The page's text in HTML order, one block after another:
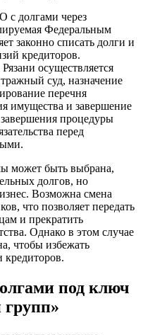
с долгами через
Федеральным
законно списать долги и
кредиторов.
осуществляется
суд, назначение
перечня
имущества и завершение
процедуры
перед
может быть выбрана,
долгов, но
Возможна смена
что позволяет передать
и прекратить
Однако в этом случае
чтобы избежать
кредиторов.
под ключ